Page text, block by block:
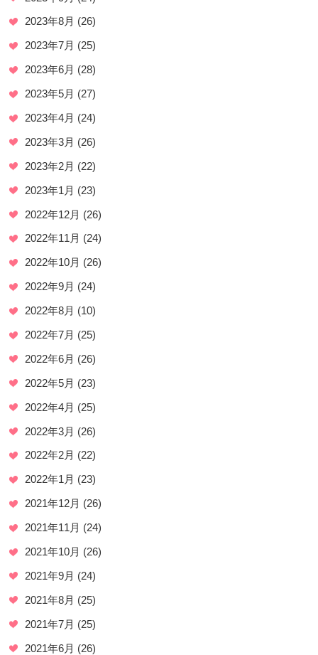
2023年8月 (26)
2023年7月 (25)
2023年6月 (28)
2023年5月 (27)
2023年4月 (24)
2023年3月 (26)
2023年2月 (22)
2023年1月 (23)
2022年12月 (26)
2022年11月 (24)
2022年10月 (26)
2022年9月 (24)
2022年8月 (10)
2022年7月 (25)
2022年6月 (26)
2022年5月 (23)
2022年4月 (25)
2022年3月 (26)
2022年2月 (22)
2022年1月 (23)
2021年12月 (26)
2021年11月 (24)
2021年10月 (26)
2021年9月 (24)
2021年8月 (25)
2021年7月 (25)
2021年6月 (26)